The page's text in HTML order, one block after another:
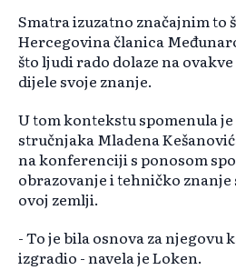
Smatra izuzatno značajnim to
Hercegovina članica
što ljudi rado dolaze na
dijele svoje znanje.
U tom kontekstu spomenula
stručnjaka Mladena
na konferenciji s ponosom
obrazovanje i tehničko znanje
ovoj zemlji.
- To je bila osnova za njegovu
izgradio - navela je Loken.